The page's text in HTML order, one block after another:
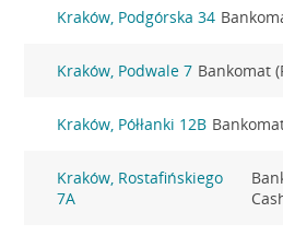
Kraków, Podgórska 34
Kraków, Podwale 7 Bankomat
Kraków, Półłanki 12B
Kraków, Rostafińskiego
7A